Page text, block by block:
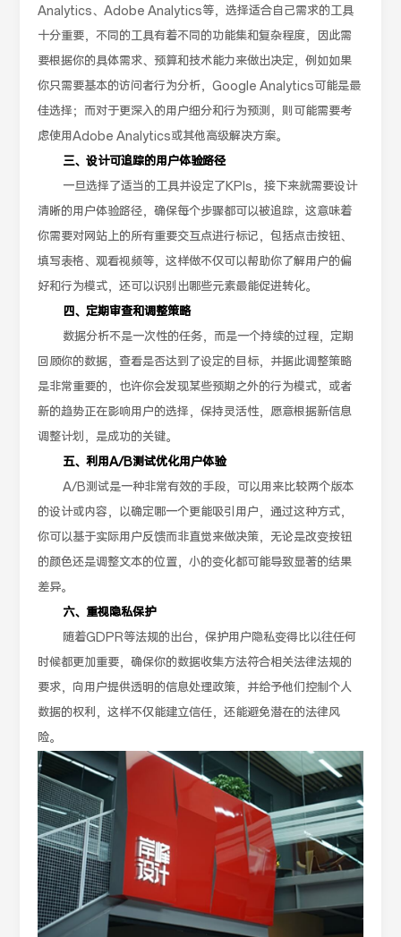
Analytics、Adobe Analytics等，选择适合自己需求的工具
十分重要，不同的工具有着不同的功能集和复杂程度，因此需
要根据你的具体需求、预算和技术能力来做出决定，例如如果
你只需要基本的访问者行为分析，Google Analytics可能是最
佳选择；而对于更深入的用户细分和行为预测，则可能需要考
虑使用Adobe Analytics或其他高级解决方案。
三、设计可追踪的用户体验路径
一旦选择了适当的工具并设定了KPIs，接下来就需要设计
清晰的用户体验路径，确保每个步骤都可以被追踪，这意味着
你需要对网站上的所有重要交互点进行标记，包括点击按钮、
填写表格、观看视频等，这样做不仅可以帮助你了解用户的偏
好和行为模式，还可以识别出哪些元素最能促进转化。
四、定期审查和调整策略
数据分析不是一次性的任务，而是一个持续的过程，定期
回顾你的数据，查看是否达到了设定的目标，并据此调整策略
是非常重要的，也许你会发现某些预期之外的行为模式，或者
新的趋势正在影响用户的选择，保持灵活性，愿意根据新信息
调整计划，是成功的关键。
五、利用A/B测试优化用户体验
A/B测试是一种非常有效的手段，可以用来比较两个版本
的设计或内容，以确定哪一个更能吸引用户，通过这种方式，
你可以基于实际用户反馈而非直觉来做决策，无论是改变按钮
的颜色还是调整文本的位置，小的变化都可能导致显著的结果
差异。
六、重视隐私保护
随着GDPR等法规的出台，保护用户隐私变得比以往任何
时候都更加重要，确保你的数据收集方法符合相关法律法规的
要求，向用户提供透明的信息处理政策，并给予他们控制个人
数据的权利，这样不仅能建立信任，还能避免潜在的法律风
险。